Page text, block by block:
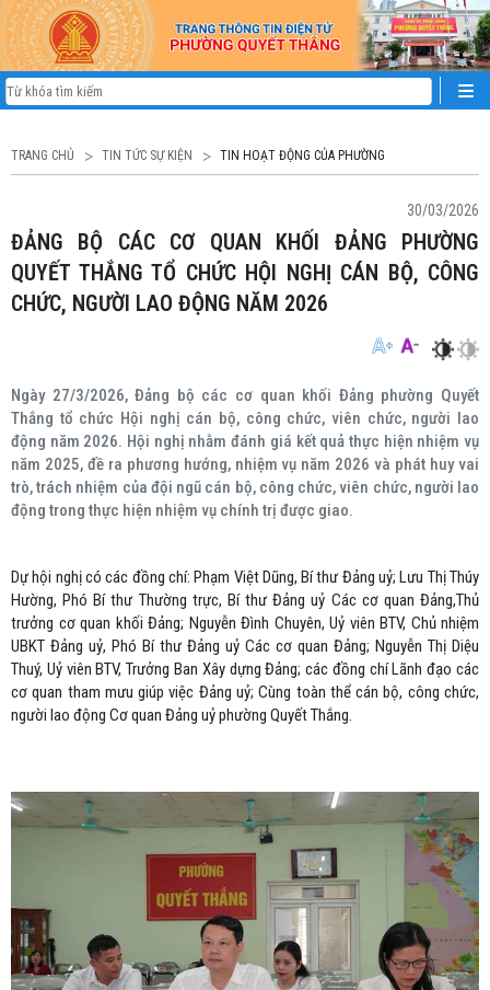
TRANG CHỦ TIN TỨC SỰ KIỆN TIN HOẠT ĐỘNG CỦA PHƯỜNG
30/03/2026
ĐẢNG BỘ CÁC CƠ QUAN KHỐI ĐẢNG PHƯỜNG
QUYẾT THẮNG TỔ CHỨC HỘI NGHỊ CÁN BỘ, CÔNG
CHỨC, NGƯỜI LAO ĐỘNG NĂM 2026
Ngày 27/3/2026, Đảng bộ các cơ quan khối Đảng phường Quyết
Thắng tổ chức Hội nghị cán bộ, công chức, viên chức, người lao
động năm 2026. Hội nghị nhằm đánh giá kết quả thực hiện nhiệm vụ
năm 2025, đề ra phương hướng, nhiệm vụ năm 2026 và phát huy vai
trò, trách nhiệm của đội ngũ cán bộ, công chức, viên chức, người lao
động trong thực hiện nhiệm vụ chính trị được giao.
Dự hội nghị có các đồng chí: Phạm Việt Dũng, Bí thư Đảng uỷ; Lưu Thị Thúy
Hường, Phó Bí thư Thường trực, Bí thư Đảng uỷ Các cơ quan Đảng,Thủ
trưởng cơ quan khối Đảng; Nguyễn Đình Chuyên, Uỷ viên BTV, Chủ nhiệm
UBKT Đảng uỷ, Phó Bí thư Đảng uỷ Các cơ quan Đảng; Nguyễn Thị Diệu
Thuý, Uỷ viên BTV, Trưởng Ban Xây dựng Đảng; các đồng chí Lãnh đạo các
cơ quan tham mưu giúp việc Đảng uỷ; Cùng toàn thể cán bộ, công chức,
người lao động Cơ quan Đảng uỷ phường Quyết Thắng.